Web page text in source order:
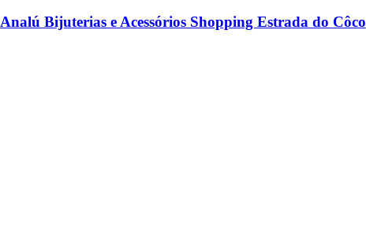
Analú Bijuterias e Acessórios Shopping Estrada do Côco